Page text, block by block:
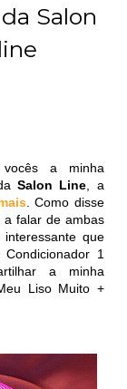
Salon
a minha
Salon Line , a
. Como disse
falar de ambas
que
1
a minha
Liso Muito +